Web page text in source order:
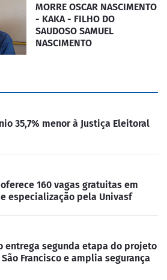
MORRE OSCAR NASCIMENTO
- KAKA - FILHO DO
SAUDOSO SAMUEL
NASCIMENTO
35,7% menor à Justiça Eleitoral
160 vagas gratuitas em
especialização pela Univasf
entrega segunda etapa do projeto
Francisco e amplia segurança